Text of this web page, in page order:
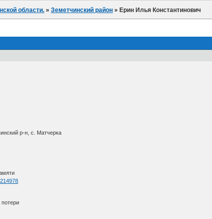
области. »Земетчинский район » Ерин Илья Константинович
р-н, с. Матчерка